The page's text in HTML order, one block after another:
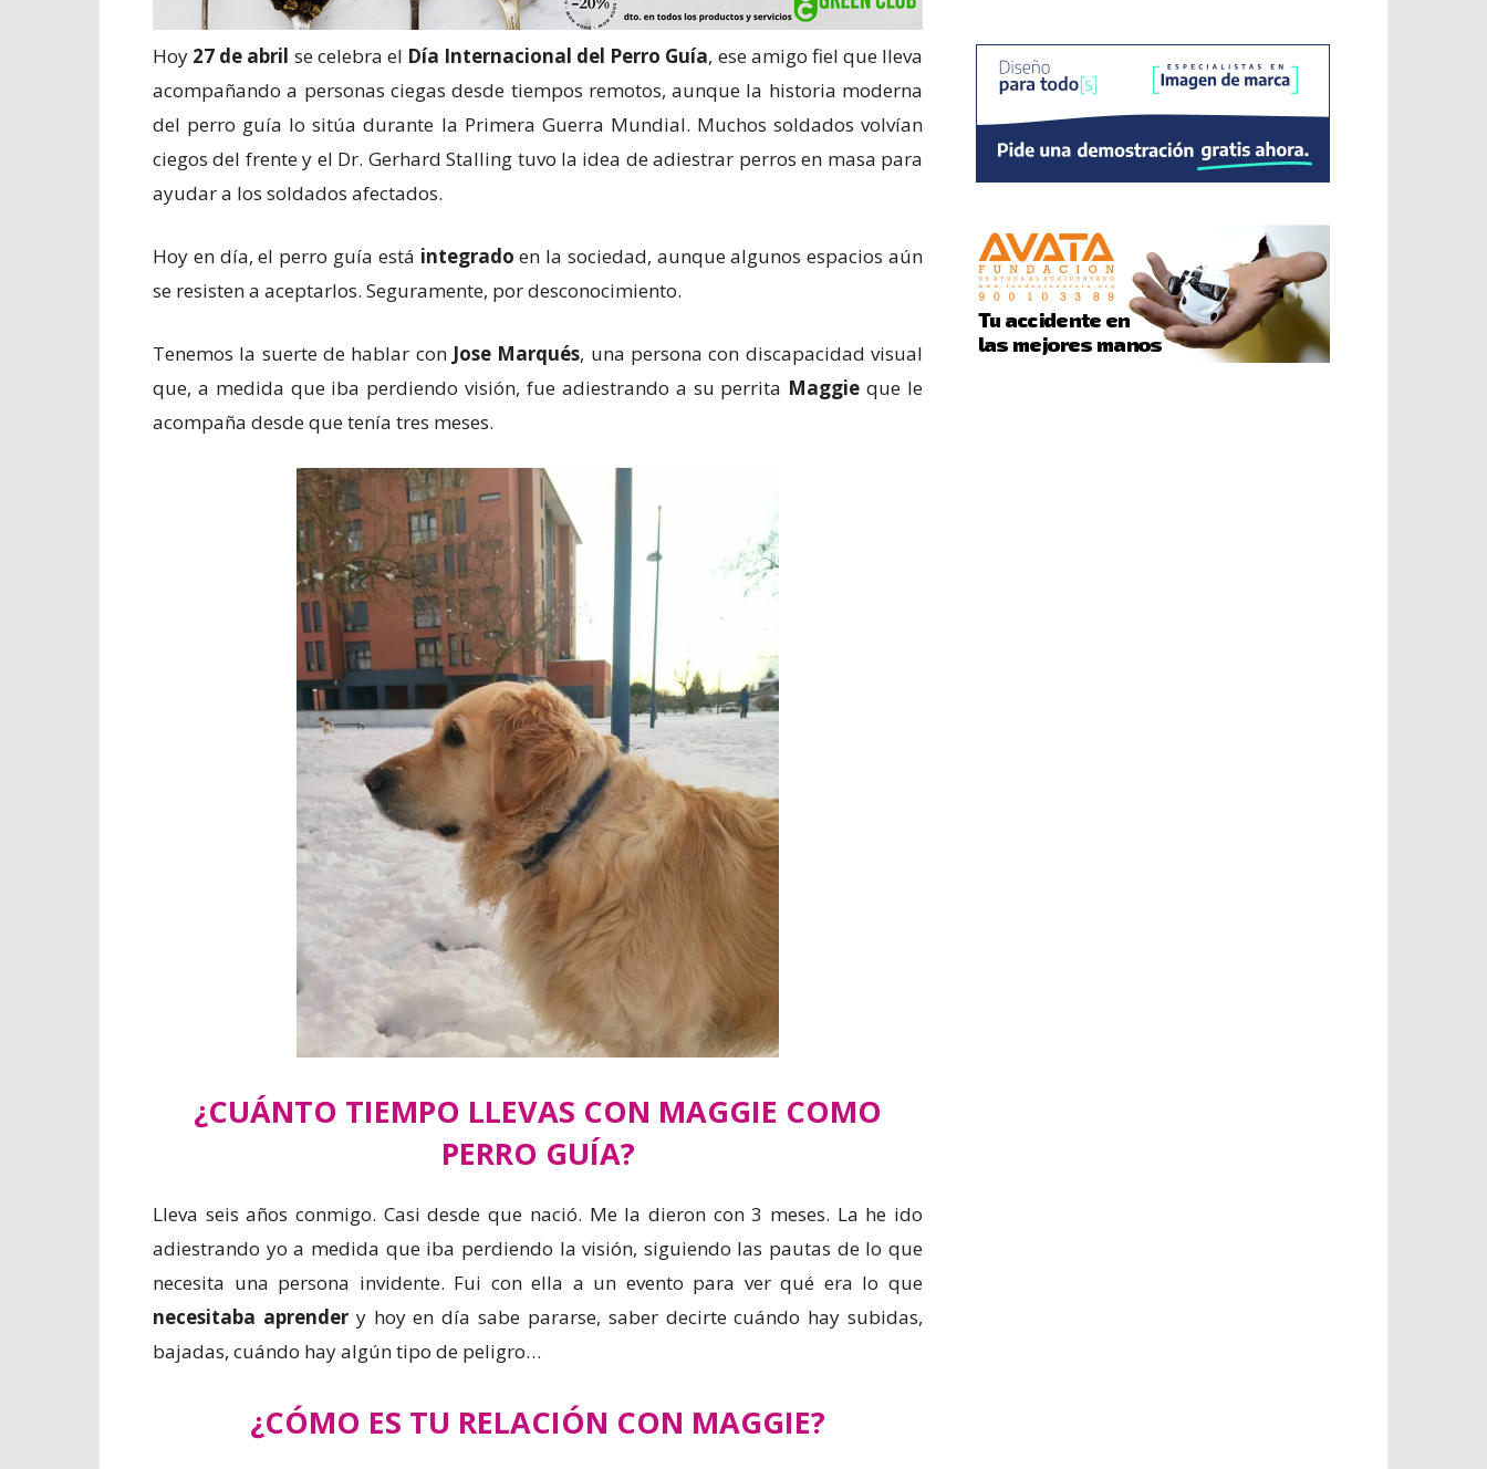
Hoy 27 de abril se celebra el Día Internacional del Perro Guía, ese amigo fiel que lleva
acompañando a personas ciegas desde tiempos remotos, aunque la historia moderna
del perro guía lo sitúa durante la Primera Guerra Mundial. Muchos soldados volvían
ciegos del frente y el Dr. Gerhard Stalling tuvo la idea de adiestrar perros en masa para
ayudar a los soldados afectados.
Hoy en día, el perro guía está integrado en la sociedad, aunque algunos espacios aún
se resisten a aceptarlos. Seguramente, por desconocimiento.
Tenemos la suerte de hablar con Jose Marqués, una persona con discapacidad visual
que, a medida que iba perdiendo visión, fue adiestrando a su perrita Maggie que le
acompaña desde que tenía tres meses.
¿CUÁNTO TIEMPO LLEVAS CON MAGGIE COMO
PERRO GUÍA?
Lleva seis años conmigo. Casi desde que nació. Me la dieron con 3 meses. La he ido
adiestrando yo a medida que iba perdiendo la visión, siguiendo las pautas de lo que
necesita una persona invidente. Fui con ella a un evento para ver qué era lo que
necesitaba aprendery hoy en día sabe pararse, saber decirte cuándo hay subidas,
bajadas, cuándo hay algún tipo de peligro…
¿CÓMO ES TU RELACIÓN CON MAGGIE?